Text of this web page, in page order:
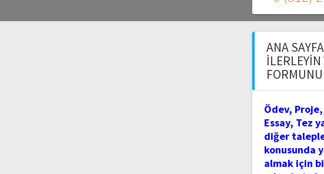
ANA
İLERLEYIN
Ödev,
Essay, Tez
diğer
konusunda
almak için